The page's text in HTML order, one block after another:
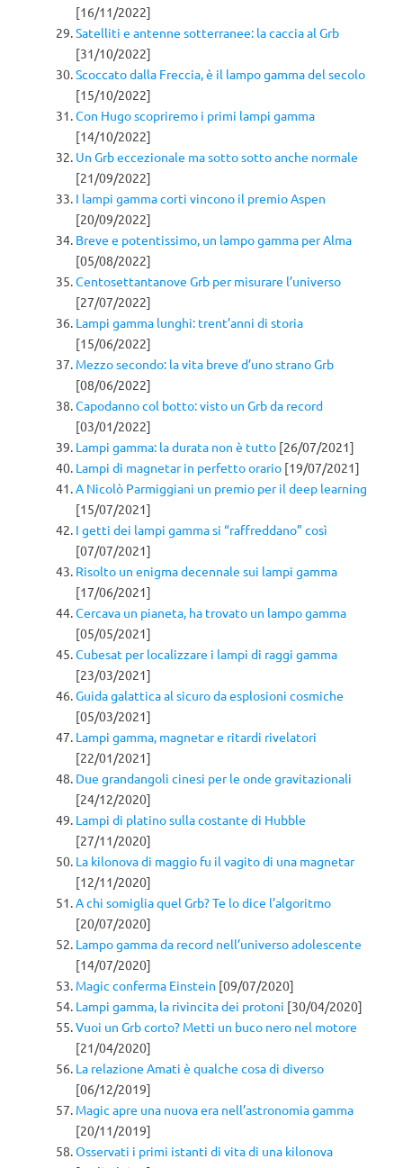
[16/11/2022]
Satelliti e antenne sotterranee: la caccia al Grb
[31/10/2022]
Scoccato dalla Freccia, è il lampo gamma del secolo
[15/10/2022]
Con Hugo scopriremo i primi lampi gamma
[14/10/2022]
Un Grb eccezionale ma sotto sotto anche normale
[21/09/2022]
I lampi gamma corti vincono il premio Aspen
[20/09/2022]
Breve e potentissimo, un lampo gamma per Alma
[05/08/2022]
Centosettantanove Grb per misurare l’universo
[27/07/2022]
Lampi gamma lunghi: trent’anni di storia
[15/06/2022]
Mezzo secondo: la vita breve d’uno strano Grb
[08/06/2022]
Capodanno col botto: visto un Grb da record
[03/01/2022]
Lampi gamma: la durata non è tutto [26/07/2021]
Lampi di magnetar in perfetto orario [19/07/2021]
A Nicolò Parmiggiani un premio per il deep learning
[15/07/2021]
I getti dei lampi gamma si “raffreddano” così
[07/07/2021]
Risolto un enigma decennale sui lampi gamma
[17/06/2021]
Cercava un pianeta, ha trovato un lampo gamma
[05/05/2021]
Cubesat per localizzare i lampi di raggi gamma
[23/03/2021]
Guida galattica al sicuro da esplosioni cosmiche
[05/03/2021]
Lampi gamma, magnetar e ritardi rivelatori
[22/01/2021]
Due grandangoli cinesi per le onde gravitazionali
[24/12/2020]
Lampi di platino sulla costante di Hubble
[27/11/2020]
La kilonova di maggio fu il vagito di una magnetar
[12/11/2020]
A chi somiglia quel Grb? Te lo dice l’algoritmo
[20/07/2020]
Lampo gamma da record nell’universo adolescente
[14/07/2020]
Magic conferma Einstein [09/07/2020]
Lampi gamma, la rivincita dei protoni [30/04/2020]
Vuoi un Grb corto? Metti un buco nero nel motore
[21/04/2020]
La relazione Amati è qualche cosa di diverso
[06/12/2019]
Magic apre una nuova era nell’astronomia gamma
[20/11/2019]
Osservati i primi istanti di vita di una kilonova